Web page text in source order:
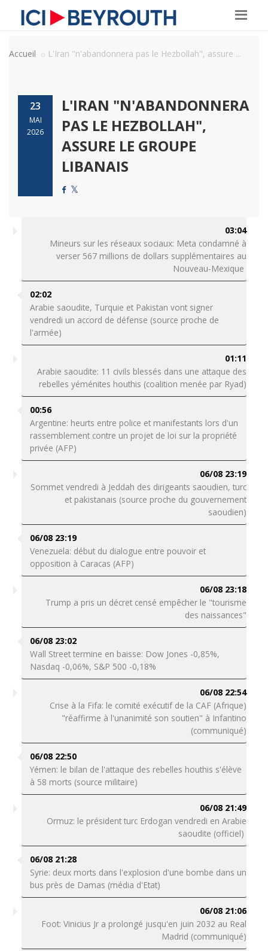
Accueil L'Iran "n'abandonnera pas le Hezbollah", assure ...
23
MAI
2026
L'IRAN "N'ABANDONNERA
PAS LE HEZBOLLAH",
ASSURE LE GROUPE
LIBANAIS
03:04
Mineurs sur les réseaux sociaux: Meta condamné à
verser 567 millions de dollars supplémentaires au
Nouveau-Mexique
02:02
Arabie saoudite, Turquie et Pakistan vont signer
vendredi un accord de défense (source proche de
l'armée)
01:11
Arabie saoudite: 11 civils blessés dans une attaque des
rebelles yéménites houthis (coalition menée par Ryad)
00:56
Argentine: heurts entre police et manifestants lors d'un
rassemblement contre un projet de loi sur la propriété
privée (AFP)
06/08 23:19
Sommet vendredi à Jeddah des dirigeants saoudien, turc
et pakistanais (source proche du gouvernement
saoudien)
06/08 23:19
Venezuela: début du dialogue entre pouvoir et
opposition à Caracas (AFP)
06/08 23:18
Trump a pris un décret censé empêcher le "tourisme
des naissances"
06/08 23:02
Wall Street termine en baisse: Dow Jones -0,85%,
Nasdaq -0,06%, S&P 500 -0,18%
06/08 22:54
Crise à la Fifa: le comité exécutif de la CAF (Afrique)
"réaffirme à l'unanimité son soutien" à Infantino
(communiqué)
06/08 22:50
Yémen: le bilan de l'attaque des rebelles houthis s'élève
à 58 morts (source militaire)
06/08 21:49
Ormuz: le président turc Erdogan vendredi en Arabie
saoudite (officiel)
06/08 21:28
Syrie: deux morts dans l'explosion d'une bombe dans un
bus près de Damas (média d'Etat)
06/08 21:06
Foot: Vinicius Jr a prolongé jusqu'en juin 2032 au Real
Madrid (communiqué)